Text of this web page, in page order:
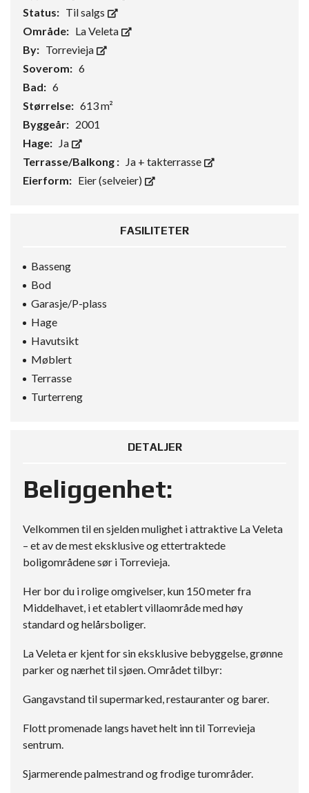
Status: Til salgs
Område: La Veleta
By: Torrevieja
Soverom: 6
Bad: 6
Størrelse: 613 m²
Byggeår: 2001
Hage: Ja
Terrasse/Balkong : Ja + takterrasse
Eierform: Eier (selveier)
FASILITETER
Basseng
Bod
Garasje/P-plass
Hage
Havutsikt
Møblert
Terrasse
Turterreng
DETALJER
Beliggenhet:
Velkommen til en sjelden mulighet i attraktive La Veleta
– et av de mest eksklusive og ettertraktede
boligområdene sør i Torrevieja.
Her bor du i rolige omgivelser, kun 150 meter fra
Middelhavet, i et etablert villaområde med høy
standard og helårsboliger.
La Veleta er kjent for sin eksklusive bebyggelse, grønne
parker og nærhet til sjøen. Området tilbyr:
Gangavstand til supermarked, restauranter og barer.
Flott promenade langs havet helt inn til Torrevieja
sentrum.
Sjarmerende palmestrand og frodige turområder.